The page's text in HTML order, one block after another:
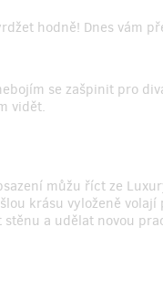
hodně! Dnes vám
se zašpinit pro
vidět.
můžu říct ze
krásu vyloženě
a udělat novou